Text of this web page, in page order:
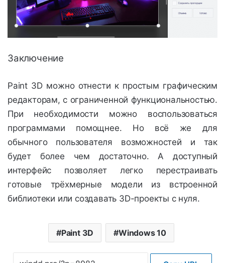
Заключение
Paint 3D можно отнести к простым графическим
редакторам, с ограниченной функциональностью.
При необходимости можно воспользоваться
программами помощнее. Но всё же для
обычного пользователя возможностей и так
будет более чем достаточно. А доступный
интерфейс позволяет легко перестраивать
готовые трёхмерные модели из встроенной
библиотеки или создавать 3D-проекты с нуля.
Paint 3D Windows 10